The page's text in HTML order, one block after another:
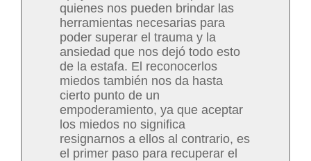
quienes nos pueden brindar las
herramientas necesarias para
poder superar el trauma y la
ansiedad que nos dejó todo esto
de la estafa. El reconocerlos
miedos también nos da hasta
cierto punto de un
empoderamiento, ya que aceptar
los miedos no significa
resignarnos a ellos al contrario, es
el primer paso para recuperar el